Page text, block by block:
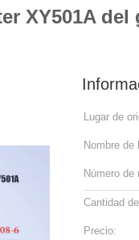
XY501A
Lugar de
Nombre de
Número de
Cantidad
Precio: